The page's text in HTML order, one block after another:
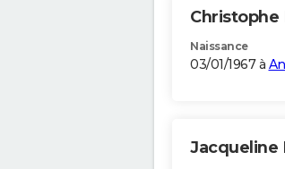
Christophe
Naissance
03/01/1967 à
Jacqueline